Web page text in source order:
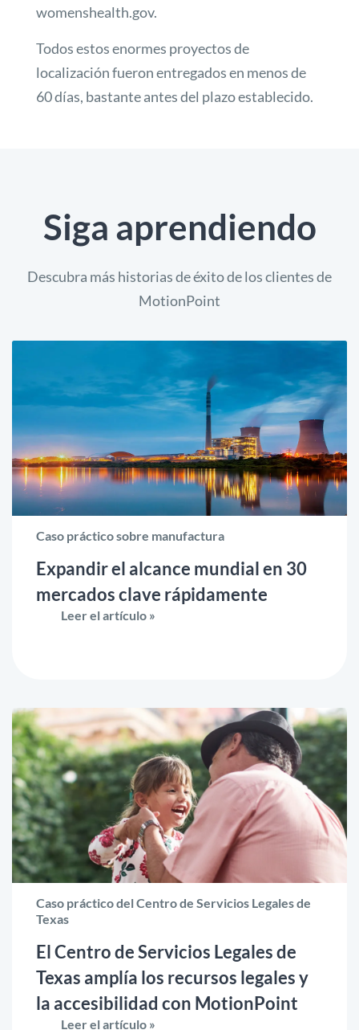
womenshealth.gov.
Todos estos enormes proyectos de
localización fueron entregados en menos de
60 días, bastante antes del plazo establecido.
Siga aprendiendo
Descubra más historias de éxito de los clientes de
MotionPoint
Caso práctico sobre manufactura
Expandir el alcance mundial en 30
mercados clave rápidamente
Leer el artículo »
Caso práctico del Centro de Servicios Legales de
Texas
El Centro de Servicios Legales de
Texas amplía los recursos legales y
la accesibilidad con MotionPoint
Leer el artículo »